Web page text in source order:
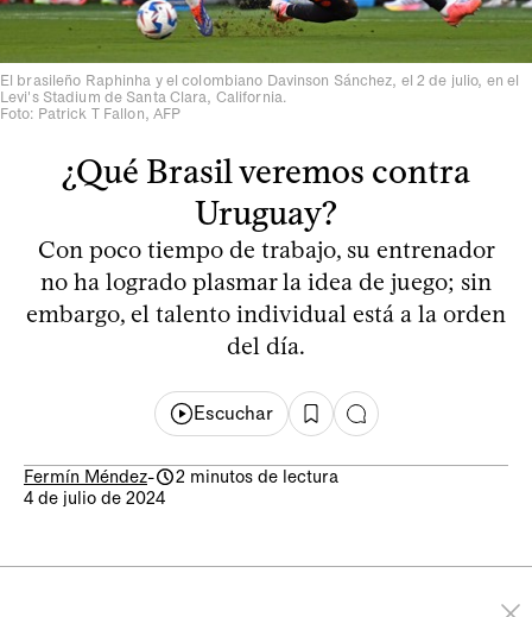
El brasileño Raphinha y el colombiano Davinson Sánchez, el 2 de julio, en el
Levi's Stadium de Santa Clara, California.
Foto: Patrick T Fallon, AFP
¿Qué Brasil veremos contra
Uruguay?
Con poco tiempo de trabajo, su entrenador
no ha logrado plasmar la idea de juego; sin
embargo, el talento individual está a la orden
del día.
Escuchar
Fermín Méndez-
2 minutos de lectura
4 de julio de 2024